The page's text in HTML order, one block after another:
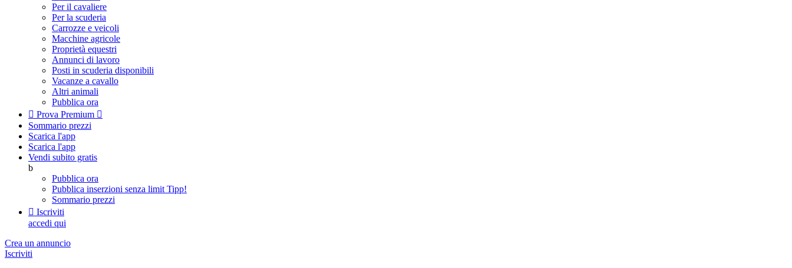
Per il cavaliere
Per la scuderia
Carrozze e veicoli
Macchine agricole
Proprietà equestri
Annunci di lavoro
Posti in scuderia disponibili
Vacanze a cavallo
Altri animali
Pubblica ora
 Prova Premium 
Sommario prezzi
Scarica l'app
Scarica l'app
Vendi subito gratis
b
Pubblica ora
Pubblica inserzioni senza limit Tipp!
Sommario prezzi
 Iscriviti
accedi qui
Crea un annuncio
Iscriviti